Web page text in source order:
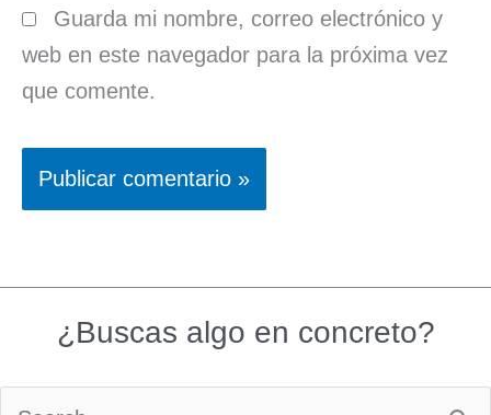
Guarda mi nombre, correo electrónico y
web en este navegador para la próxima vez
que comente.
¿Buscas algo en concreto?
Buscar